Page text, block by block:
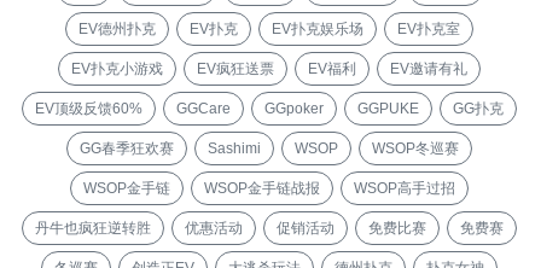
EV德州扑克 EV扑克 EV扑克娱乐场 EV扑克室
EV扑克小游戏 EV疯狂送票 EV福利 EV邀请有礼
EV顶级反馈60% GGCare GGpoker GGPUKE GG扑克
GG春季狂欢赛 Sashimi WSOP WSOP冬巡赛
WSOP金手链 WSOP金手链战报 WSOP高手过招
丹牛也疯狂逆转胜 优惠活动 促销活动 免费比赛 免费赛